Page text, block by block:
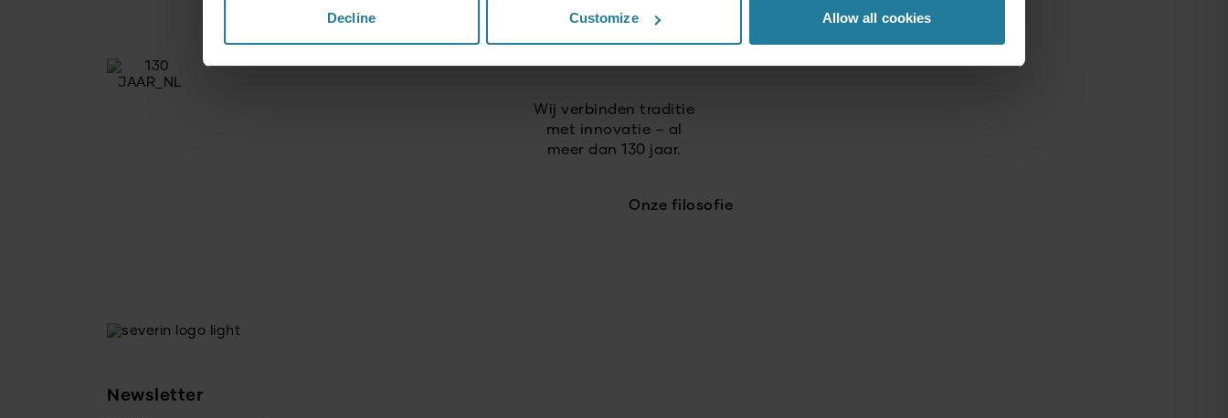
Decline Customize Allow all cookies
verantwoord
en toekomstgericht.
Wij verbinden traditie
met innovatie – al
meer dan 130 jaar.
Onze filosofie
Newsletter